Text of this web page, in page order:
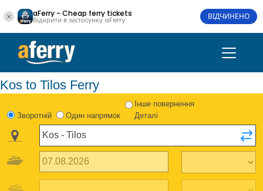
aFerry - Cheap ferry tickets
Відкрити в застосунку aFerry ВІДЧИНЕНО
Kos to Tilos Ferry
Зворотній Один напрямок
Інше повернення
Деталі